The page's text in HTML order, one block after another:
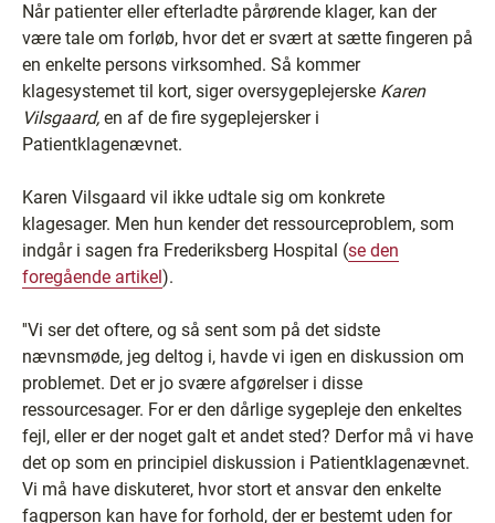
Når patienter eller efterladte pårørende klager, kan der
være tale om forløb, hvor det er svært at sætte fingeren på
en enkelte persons virksomhed. Så kommer
klagesystemet til kort, siger oversygeplejerske Karen
Vilsgaard, en af de fire sygeplejersker i
Patientklagenævnet.
Karen Vilsgaard vil ikke udtale sig om konkrete
klagesager. Men hun kender det ressourceproblem, som
indgår i sagen fra Frederiksberg Hospital (se den
foregående artikel).
''Vi ser det oftere, og så sent som på det sidste
nævnsmøde, jeg deltog i, havde vi igen en diskussion om
problemet. Det er jo svære afgørelser i disse
ressourcesager. For er den dårlige sygepleje den enkeltes
fejl, eller er der noget galt et andet sted? Derfor må vi have
det op som en principiel diskussion i Patientklagenævnet.
Vi må have diskuteret, hvor stort et ansvar den enkelte
fagperson kan have for forhold, der er bestemt uden for